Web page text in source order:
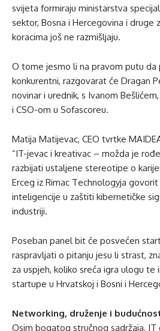
svijeta formiraju ministarstva
sektor, Bosna i Hercegovina i druge
koracima još ne razmišljaju.
O tome jesmo li na pravom putu
konkurentni, razgovarat će Dragan
novinar i urednik, s Ivanom
i CSO-om u Sofascoreu.
Matija Matijevac, CEO tvrtke
“IT-jevac i kreativac – možda je
razbijati ustaljene stereotipe o
Erceg iz Rimac Technologyja
inteligencije u zaštiti kibernetičke
industriji.
Poseban panel bit će posvećen
raspravljati o pitanju jesu li strast,
za uspjeh, koliko sreća igra ulogu te
startupe u Hrvatskoj i Bosni i
Networking, druženje i
Osim bogatog stručnog sadržaja, IT